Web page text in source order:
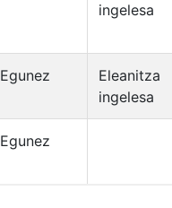
ingelesa
Egunez
Eleanitza
ingelesa
Egunez